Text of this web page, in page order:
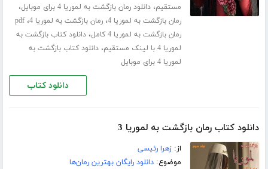
مستقیم،دانلود رمان بازگشت به لموریا 4 برای موبایل ،
رمان بازگشت به لموریا 4 ،رمان بازگشت به لموریا 4 ،pdf
رمان بازگشت به لموریا 4 کامل
،دانلود کتاب بازگشت به
لموریا 4 با لینک مستقیم
،دانلود کتاب بازگشت به
لموریا 4 برای موبایل
دانلود کتاب
دانلود کتاب رمان بازگشت به لموریا 3
از:زهرا رئیسی
موضوع:دانلود رایگان بهترین رمان‌ها